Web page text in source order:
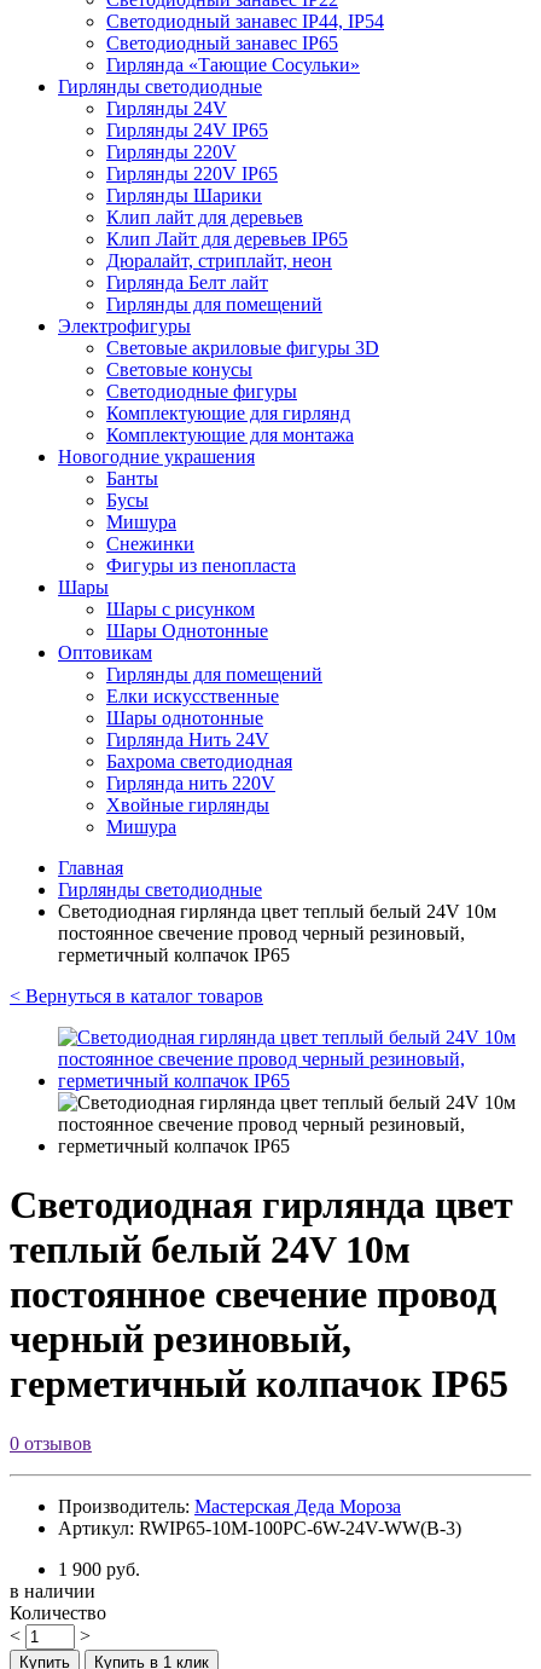
Светодиодный занавес IP44, IP54
Светодиодный занавес IP65
Гирлянда «Тающие Сосульки»
Гирлянды светодиодные
Гирлянды 24V
Гирлянды 24V IP65
Гирлянды 220V
Гирлянды 220V IP65
Гирлянды Шарики
Клип лайт для деревьев
Клип Лайт для деревьев IP65
Дюралайт, стриплайт, неон
Гирлянда Белт лайт
Гирлянды для помещений
Электрофигуры
Световые акриловые фигуры 3D
Световые конусы
Светодиодные фигуры
Комплектующие для гирлянд
Комплектующие для монтажа
Новогодние украшения
Банты
Бусы
Мишура
Снежинки
Фигуры из пенопласта
Шары
Шары с рисунком
Шары Однотонные
Оптовикам
Гирлянды для помещений
Елки искусственные
Шары однотонные
Гирлянда Нить 24V
Бахрома светодиодная
Гирлянда нить 220V
Хвойные гирлянды
Мишура
Главная
Гирлянды светодиодные
Светодиодная гирлянда цвет теплый белый 24V 10м
постоянное свечение провод черный резиновый,
герметичный колпачок IP65
< Вернуться в каталог товаров
Светодиодная гирлянда цвет
теплый белый 24V 10м
постоянное свечение провод
черный резиновый,
герметичный колпачок IP65
0 отзывов
Производитель: Мастерская Деда Мороза
Артикул: RWIP65-10M-100PC-6W-24V-WW(B-3)
1 900 руб.
в наличии
Количество
<
>
Купить Купить в 1 клик